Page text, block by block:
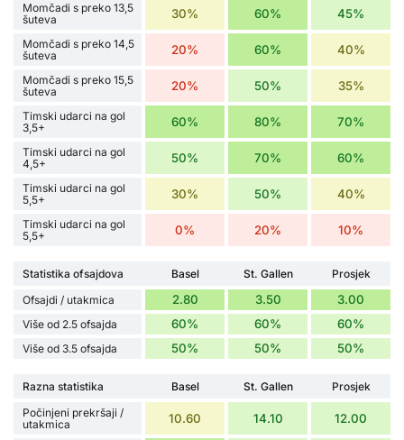
Momčadi s preko 13,5
šuteva
30% 60% 45%
Momčadi s preko 14,5
šuteva
20% 60% 40%
Momčadi s preko 15,5
šuteva
20% 50% 35%
Timski udarci na gol
3,5+
60% 80% 70%
Timski udarci na gol
4,5+
50% 70% 60%
Timski udarci na gol
5,5+
30% 50% 40%
Timski udarci na gol
5,5+
0% 20% 10%
Statistika ofsajdova Basel St. Gallen
Prosjek
Ofsajdi / utakmica
2.80 3.50 3.00
Više od 2.5 ofsajda 60% 60% 60%
Više od 3.5 ofsajda 50% 50% 50%
Razna statistika Basel St. Gallen
Prosjek
Počinjeni prekršaji /
utakmica
10.60 14.10 12.00